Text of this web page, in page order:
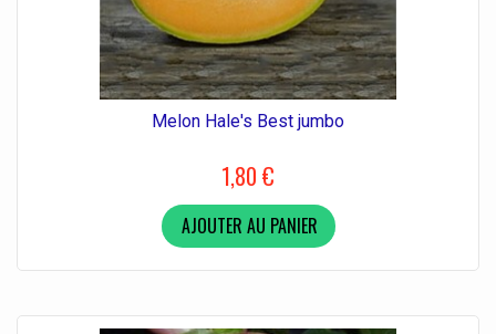
Melon Hale's Best jumbo
1,80 €
AJOUTER AU PANIER